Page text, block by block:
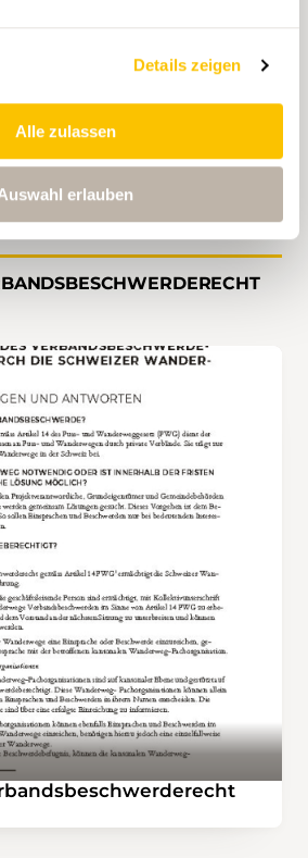
Details zeigen
Alle zulassen
erlauben
BEANTRAGEN
sind die Einsprache
die notwendigen
zuzustellen (